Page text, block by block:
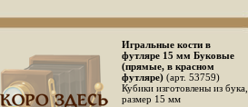
Игральные кости в
футляре 15 мм Буковые
(прямые, в красном
футляре) (арт. 53759)
Кубики изготовлены из бука,
размер 15 мм